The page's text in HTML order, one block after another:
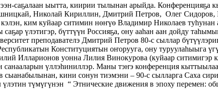
саҕалаан ыытта, киирии тылынан арыйда. Конференцияҕа
Николай Кириллин, Дмитрий Петров, Олег Сидоров,
ким куйаар ситимин нөҥүө Владимир Николаев туһунан
үлэтигэр, бүттүүн Россияҕа, ону ааһан аан дойду
преподавателэ Дмитрий Петров 80-с сыллар
Конституциятын оҥорууга, ону туруулаһыыга
Илларионов уонна Лилия Винокурова (куйаар
санааларын үллэһиниллэр. Маны тэҥэ конференция
сыанабылынан, кини сонун тиэмэни – 90-с сылларга Саха
түмүгүнэн “ Этнические движения в эпоху перемен: